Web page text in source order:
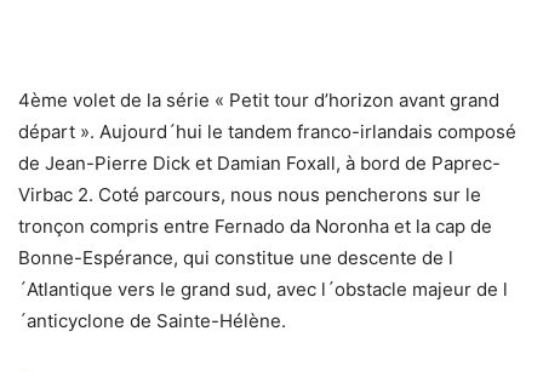
4ème volet de la série « Petit tour d’horizon avant grand
départ ». Aujourd´hui le tandem franco-irlandais composé
de Jean-Pierre Dick et Damian Foxall, à bord de Paprec-
Virbac 2. Coté parcours, nous nous pencherons sur le
tronçon compris entre Fernado da Noronha et la cap de
Bonne-Espérance, qui constitue une descente de l
´Atlantique vers le grand sud, avec l´obstacle majeur de l
´anticyclone de Sainte-Hélène.